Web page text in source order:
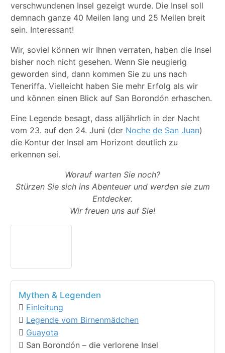
verschwundenen Insel gezeigt wurde. Die Insel soll
demnach ganze 40 Meilen lang und 25 Meilen breit
sein. Interessant!
Wir, soviel können wir Ihnen verraten, haben die Insel
bisher noch nicht gesehen. Wenn Sie neugierig
geworden sind, dann kommen Sie zu uns nach
Teneriffa. Vielleicht haben Sie mehr Erfolg als wir
und können einen Blick auf San Borondón erhaschen.
Eine Legende besagt, dass alljährlich in der Nacht
vom 23. auf den 24. Juni (der Noche de San Juan)
die Kontur der Insel am Horizont deutlich zu
erkennen sei.
Worauf warten Sie noch?
Stürzen Sie sich ins Abenteuer und werden sie zum
Entdecker.
Wir freuen uns auf Sie!
Mythen & Legenden
Einleitung
Legende vom Birnenmädchen
Guayota
San Borondón – die verlorene Insel